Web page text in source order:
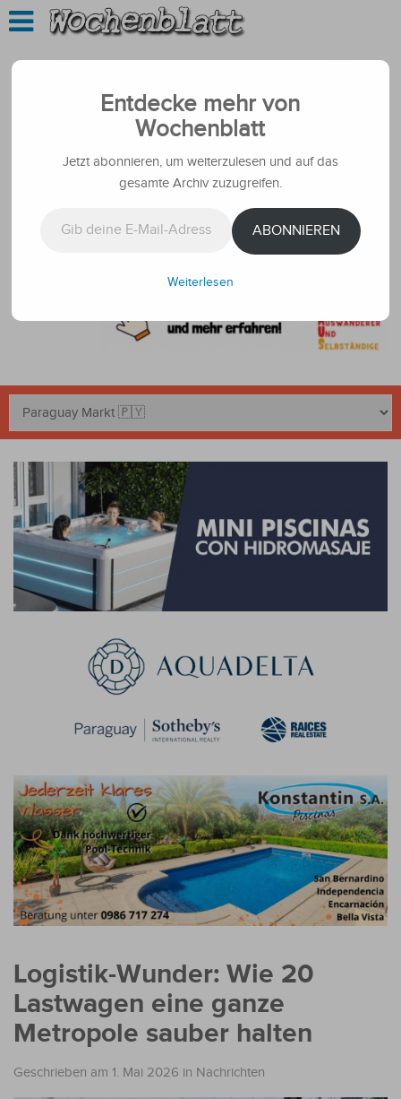
Logistik-Wunder: Wie 20
Lastwagen eine ganze
Metropole sauber halten
Geschrieben am 1. Mai 2026 in Nachrichten
Entdecke mehr von
Wochenblatt
Jetzt abonnieren, um weiterzulesen und auf das
gesamte Archiv zuzugreifen.
ABONNIEREN
Weiterlesen